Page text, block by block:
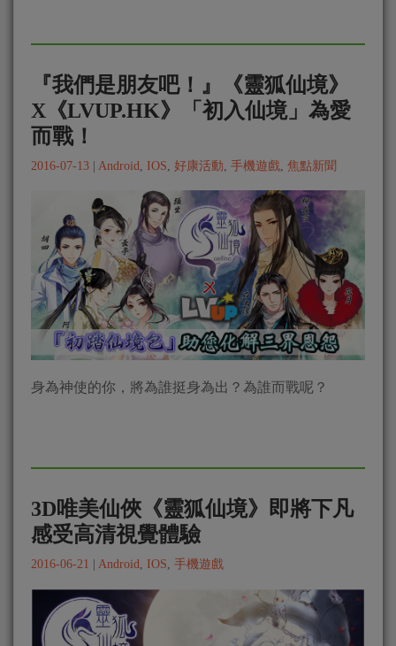
『我們是朋友吧！』《靈狐仙境》
X《LVUP.HK》「初入仙境」為愛
而戰！
2016-07-13 Android IOS 好康活動 手機遊戲 焦點新聞
身為神使的你，將為誰挺身為出？為誰而戰呢？
3D唯美仙俠《靈狐仙境》即將下凡
感受高清視覺體驗
2016-06-21 Android, IOS, 手機遊戲